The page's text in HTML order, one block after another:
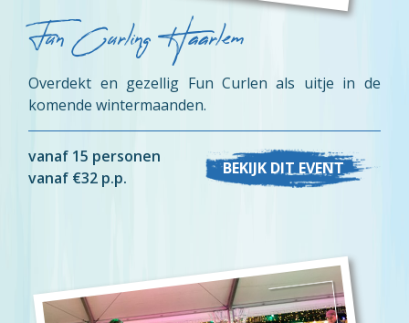
Fun Curling Haarlem
Overdekt en gezellig Fun Curlen als uitje in de
komende wintermaanden.
vanaf 15 personen
vanaf €32 p.p.
BEKIJK DIT EVENT